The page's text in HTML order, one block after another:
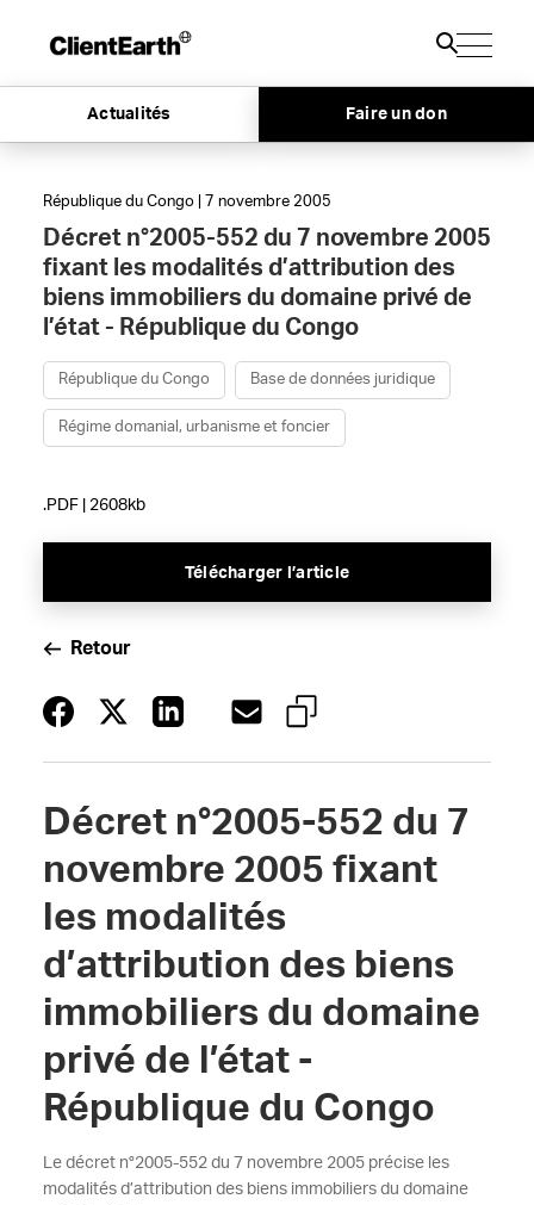
Actualités Faire un don
République du Congo | 7 novembre 2005
Décret n°2005-552 du 7 novembre 2005
fixant les modalités d’attribution des
biens immobiliers du domaine privé de
l’état - République du Congo
République du Congo Base de données juridique
Régime domanial, urbanisme et foncier
.PDF | 2608kb
Télécharger l’article
Retour
Décret n°2005-552 du 7
novembre 2005 fixant
les modalités
d’attribution des biens
immobiliers du domaine
privé de l’état -
République du Congo
Le décret n°2005-552 du 7 novembre 2005 précise les
modalités d’attribution des biens immobiliers du domaine